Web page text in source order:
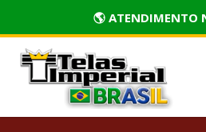
🏅 PRODUTOS